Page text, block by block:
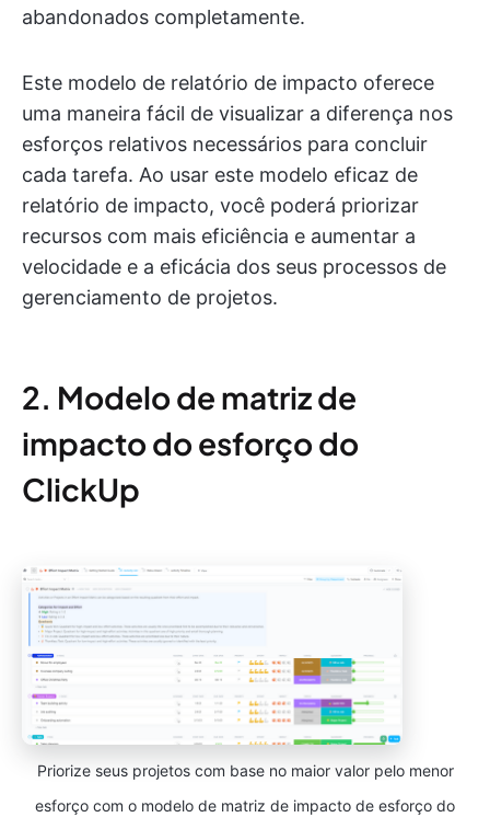
abandonados completamente.
Este modelo de relatório de impacto oferece
uma maneira fácil de visualizar a diferença nos
esforços relativos necessários para concluir
cada tarefa. Ao usar este modelo eficaz de
relatório de impacto, você poderá priorizar
recursos com mais eficiência e aumentar a
velocidade e a eficácia dos seus processos de
gerenciamento de projetos.
2. Modelo de matriz de
impacto do esforço do
ClickUp
Priorize seus projetos com base no maior valor pelo menor
esforço com o modelo de matriz de impacto de esforço do